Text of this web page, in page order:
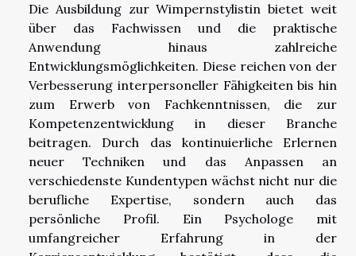
Die Ausbildung zur Wimpernstylistin bietet weit
über das Fachwissen und die praktische
Anwendung hinaus zahlreiche
Entwicklungsmöglichkeiten. Diese reichen von der
Verbesserung interpersoneller Fähigkeiten bis hin
zum Erwerb von Fachkenntnissen, die zur
Kompetenzentwicklung in dieser Branche
beitragen. Durch das kontinuierliche Erlernen
neuer Techniken und das Anpassen an
verschiedenste Kundentypen wächst nicht nur die
berufliche Expertise, sondern auch das
persönliche Profil. Ein Psychologe mit
umfangreicher Erfahrung in der